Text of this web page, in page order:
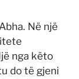
Në një
nga këto
do të gjeni